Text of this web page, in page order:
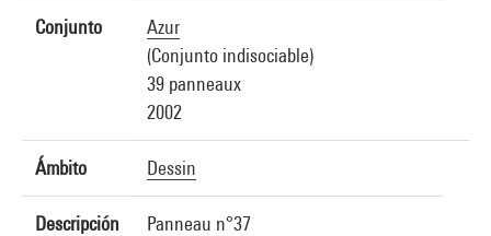
Conjunto
Azur
(Conjunto indisociable)
39 panneaux
2002
Ámbito Dessin
Descripción Panneau n°37